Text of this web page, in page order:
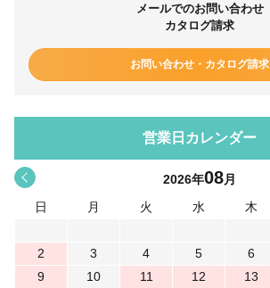
メールでのお問い合わせ
カタログ請求
お問い合わせ・カタログ請求
営業日カレンダー
< 2026年08月
日
月 火 水 木
2
3 4 5 6
9
10 11 12 13